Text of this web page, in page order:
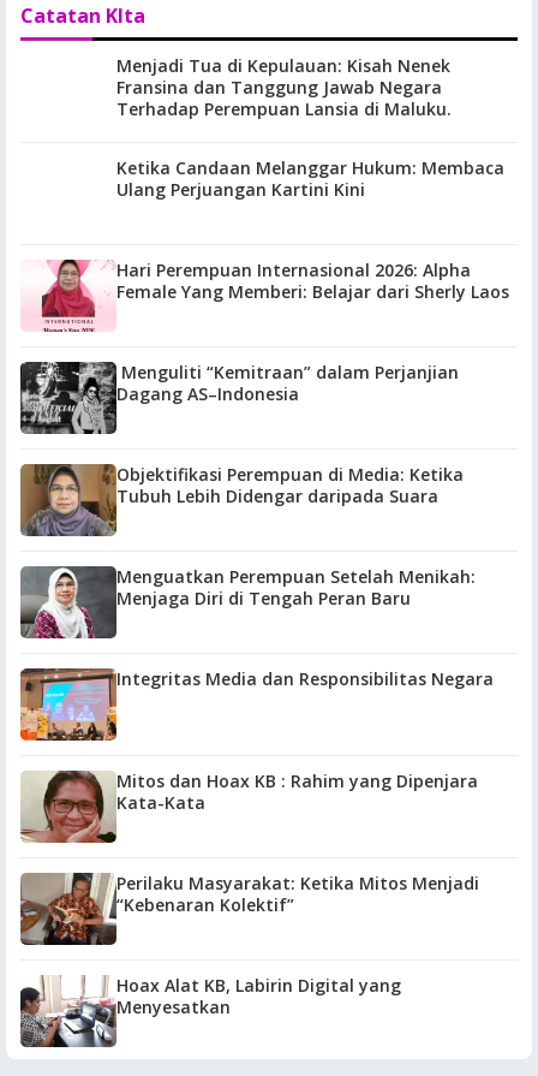
Catatan KIta
Menjadi Tua di Kepulauan: Kisah Nenek
Fransina dan Tanggung Jawab Negara
Terhadap Perempuan Lansia di Maluku.
Ketika Candaan Melanggar Hukum: Membaca
Ulang Perjuangan Kartini Kini
Hari Perempuan Internasional 2026: Alpha
Female Yang Memberi: Belajar dari Sherly Laos
Menguliti “Kemitraan” dalam Perjanjian
Dagang AS–Indonesia
Objektifikasi Perempuan di Media: Ketika
Tubuh Lebih Didengar daripada Suara
Menguatkan Perempuan Setelah Menikah:
Menjaga Diri di Tengah Peran Baru
Integritas Media dan Responsibilitas Negara
Mitos dan Hoax KB : Rahim yang Dipenjara
Kata-Kata
Perilaku Masyarakat: Ketika Mitos Menjadi
“Kebenaran Kolektif”
Hoax Alat KB, Labirin Digital yang
Menyesatkan